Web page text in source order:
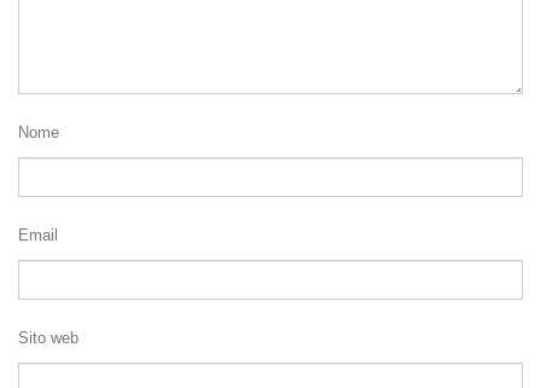
Nome
Email
Sito web